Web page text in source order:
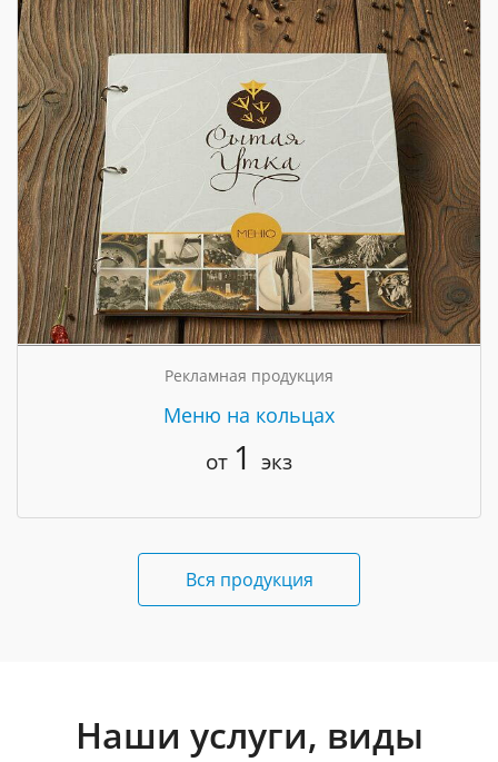
Рекламная продукция
Меню на кольцах
от 1 экз
Вся продукция
Наши услуги, виды